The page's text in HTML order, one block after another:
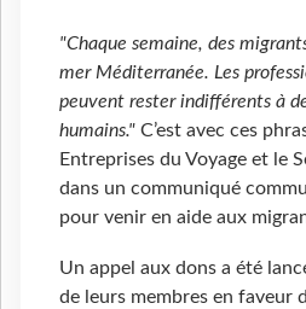
"Chaque semaine, des
mer Méditerranée. Les
peuvent rester indifférents à
humains." C’est avec ces
Entreprises du Voyage et le
dans un communiqué
pour venir en aide aux
Un appel aux dons a été
de leurs membres en faveur